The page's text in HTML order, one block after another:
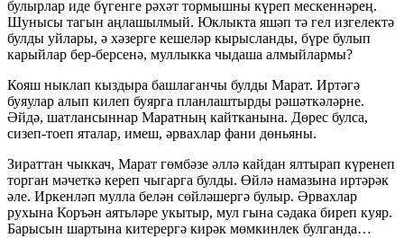
булырлар иде бүгенге рәхәт тормышны күреп мескеннәрең.
Шунысы тагын аңлашылмый. Юклыкта яшәп тә гел изгелектә
булды уйлары, ә хәзерге кешеләр кырысланды, бүре булып
карыйлар бер-берсенә, муллыкка чыдаша алмыйлармы?
Кояш ныклап кыздыра башлаганчы булды Марат. Иртәгә
буяулар алып килеп буярга планлаштырды рәшәткәләрне.
Әйдә, шатлансыннар Маратның кайтканына. Дөрес булса,
сизеп-тоеп яталар, имеш, әрвахлар фани дөньяны.
Зираттан чыккач, Марат гөмбәзе әллә кайдан ялтырап күренеп
торган мәчеткә кереп чыгарга булды. Өйлә намазына иртәрәк
әле. Иркенләп мулла белән сөйләшергә булыр. Әрвахлар
рухына Коръән аятьләре укытыр, мул гына сәдака биреп куяр.
Барысын шартына китерергә кирәк мөмкинлек булганда…